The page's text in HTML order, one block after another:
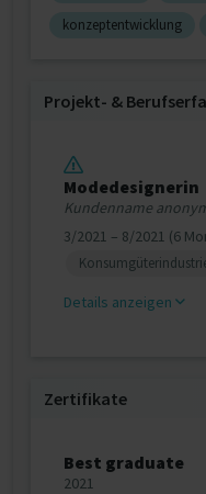
konzeptentwicklung
Projekt‐ &
Modedesignerin
Kundenname
3/2021 – 8/2021 (6
Details anzeigen
Zertifikate
Best graduate
2021